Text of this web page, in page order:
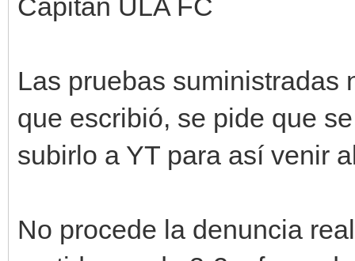
Capitán ULA FC
Las pruebas suministradas
que escribió, se pide que
subirlo a YT para así venir
No procede la denuncia